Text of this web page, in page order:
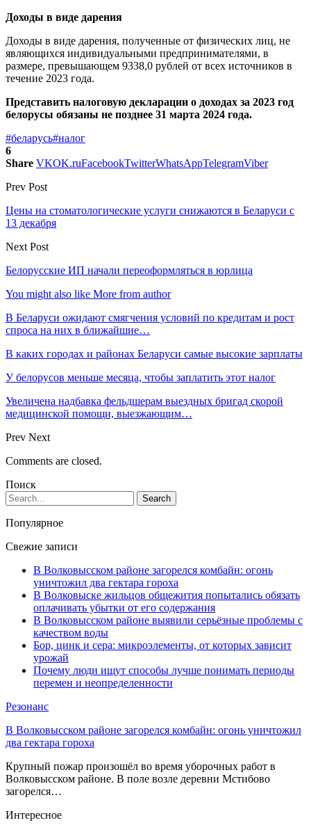
Доходы в виде дарения
Доходы в виде дарения, полученные от физических лиц, не
являющихся индивидуальными предпринимателями, в
размере, превышающем 9338,0 рублей от всех источников в
течение 2023 года.
Представить налоговую декларации о доходах за 2023 год
белорусы обязаны не позднее 31 марта 2024 года.
#беларусь#налог
6
Share VKOK.ruFacebookTwitterWhatsAppTelegramViber
Prev Post
Цены на стоматологические услуги снижаются в Беларуси с
13 декабря
Next Post
Белорусские ИП начали переоформляться в юрлица
You might also like More from author
В Беларуси ожидают смягчения условий по кредитам и рост
спроса на них в ближайшие…
В каких городах и районах Беларуси самые высокие зарплаты
У белорусов меньше месяца, чтобы заплатить этот налог
Увеличена надбавка фельдшерам выездных бригад скорой
медицинской помощи, выезжающим…
Prev Next
Comments are closed.
Поиск
Популярное
Свежие записи
В Волковысском районе загорелся комбайн: огонь
уничтожил два гектара гороха
В Волковыске жильцов общежития попытались обязать
оплачивать убытки от его содержания
В Волковысском районе выявили серьёзные проблемы с
качеством воды
Бор, цинк и сера: микроэлементы, от которых зависит
урожай
Почему люди ищут способы лучше понимать периоды
перемен и неопределенности
Резонанс
В Волковысском районе загорелся комбайн: огонь уничтожил
два гектара гороха
Крупный пожар произошёл во время уборочных работ в
Волковысском районе. В поле возле деревни Мстибово
загорелся…
Интересное